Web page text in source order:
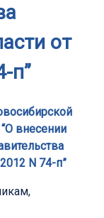
от
п”
внесении
N 74-п”